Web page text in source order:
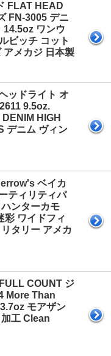
FLAT HEAD
FN-3005 デニ
14.5oz ワンウ
ビッチ コット
アメカジ 日本製
ッドライト オ
9.5oz.
HIGH
デニム ヴィン
ベイカ
ティリティパ
ンターカモ
彩 ワイドフィ
タリー アメカ
COUNT ジ
More Than
モアザン
工 Clean